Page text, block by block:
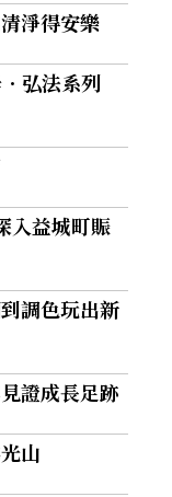
淨得安樂
弘法系列
入益城町賑
調色玩出新
證成長足跡
山